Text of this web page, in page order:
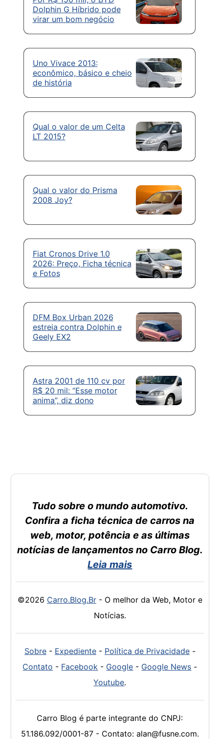
Dolphin G Híbrido pode
virar um bom negócio
Uno Vivace 2013:
econômico, básico e cheio
de história
Qual o valor de um Celta
LT 2015?
Qual o valor do Prisma
2008 Joy?
Fiat Cronos Drive 1.0
2026: Preço, Ficha técnica
e Fotos
DFM Box Urban 2026
estreia contra Dolphin e
Geely EX2
Astra 2001 de 110 cv por
R$ 20 mil: “Esse motor
anima”, diz dono
Tudo sobre o mundo automotivo.
Confira a ficha técnica de carros na
web, motor, potência e as últimas
notícias de lançamentos no Carro Blog.
Leia mais
©2026 Carro.Blog.Br- O melhor da Web, Motor e
Notícias.
Sobre- Expediente- Política de Privacidade-
Contato - Facebook - Google - Google News -
Youtube.
Carro Blog é parte integrante do CNPJ:
51.186.092/0001-87 - Contato: alan@fusne.com.